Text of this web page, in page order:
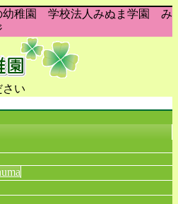
幼稚園 学校法人みぬま学園 み
さい